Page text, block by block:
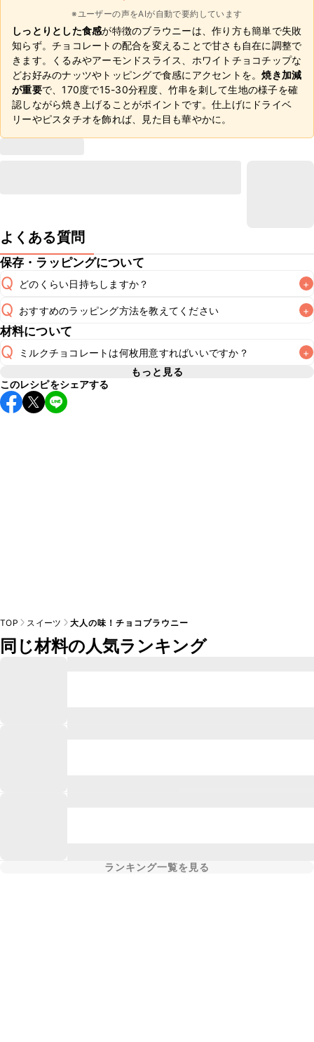
※ユーザーの声をAIが自動で要約しています
しっとりとした食感が特徴のブラウニーは、作り方も簡単で失敗
知らず。チョコレートの配合を変えることで甘さも自在に調整で
きます。くるみやアーモンドスライス、ホワイトチョコチップな
どお好みのナッツやトッピングで食感にアクセントを。焼き加減
が重要で、170度で15-30分程度、竹串を刺して生地の様子を確
認しながら焼き上げることがポイントです。仕上げにドライベ
リーやピスタチオを飾れば、見た目も華やかに。
よくある質問
保存・ラッピングについて
Q どのくらい日持ちしますか？ +
A
冷蔵保存で2~3日が目安です。なるべくお早めにお召し上が
Q おすすめのラッピング方法を教えてください +
A こちら
材料について
Q ミルクチョコレートは何枚用意すればいいですか？ +
A
2枚使用しています。メーカーによって1枚あたりのg数が異
なるため、パッケージに記載されているg数をご確認のうえ
もっと見る
このレシピをシェアする
TOP スイーツ 大人の味！チョコブラウニー
同じ材料の人気ランキング
ランキング一覧を見る